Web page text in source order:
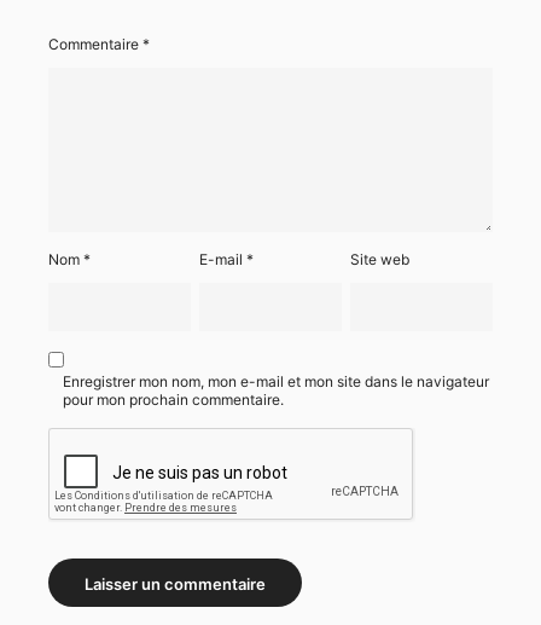
Commentaire *
Nom * E-mail* Site web
Enregistrer mon nom, mon e-mail et mon site dans le navigateur
pour mon prochain commentaire.